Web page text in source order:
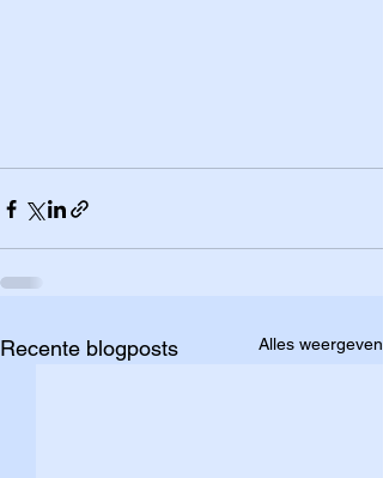
Recente blogposts Alles weergeven